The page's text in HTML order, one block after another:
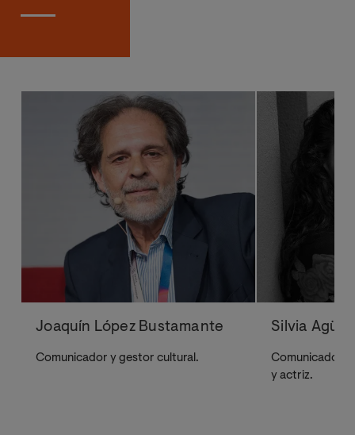
Joaquín López Bustamante
Comunicador y gestor cultural.
Silvia
Comunicadora,
y actriz.